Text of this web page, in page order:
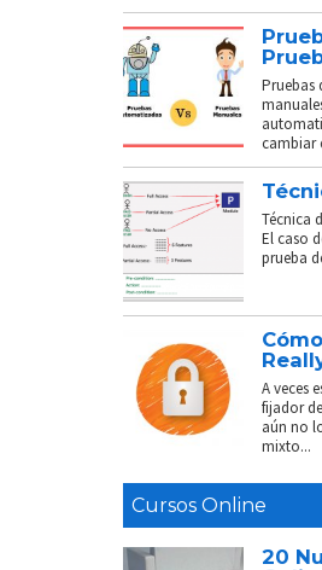
Pruebas
cambiar
Técnica
El caso
prueba
A veces
fijador
aún no
mixto...
Cursos Online
20